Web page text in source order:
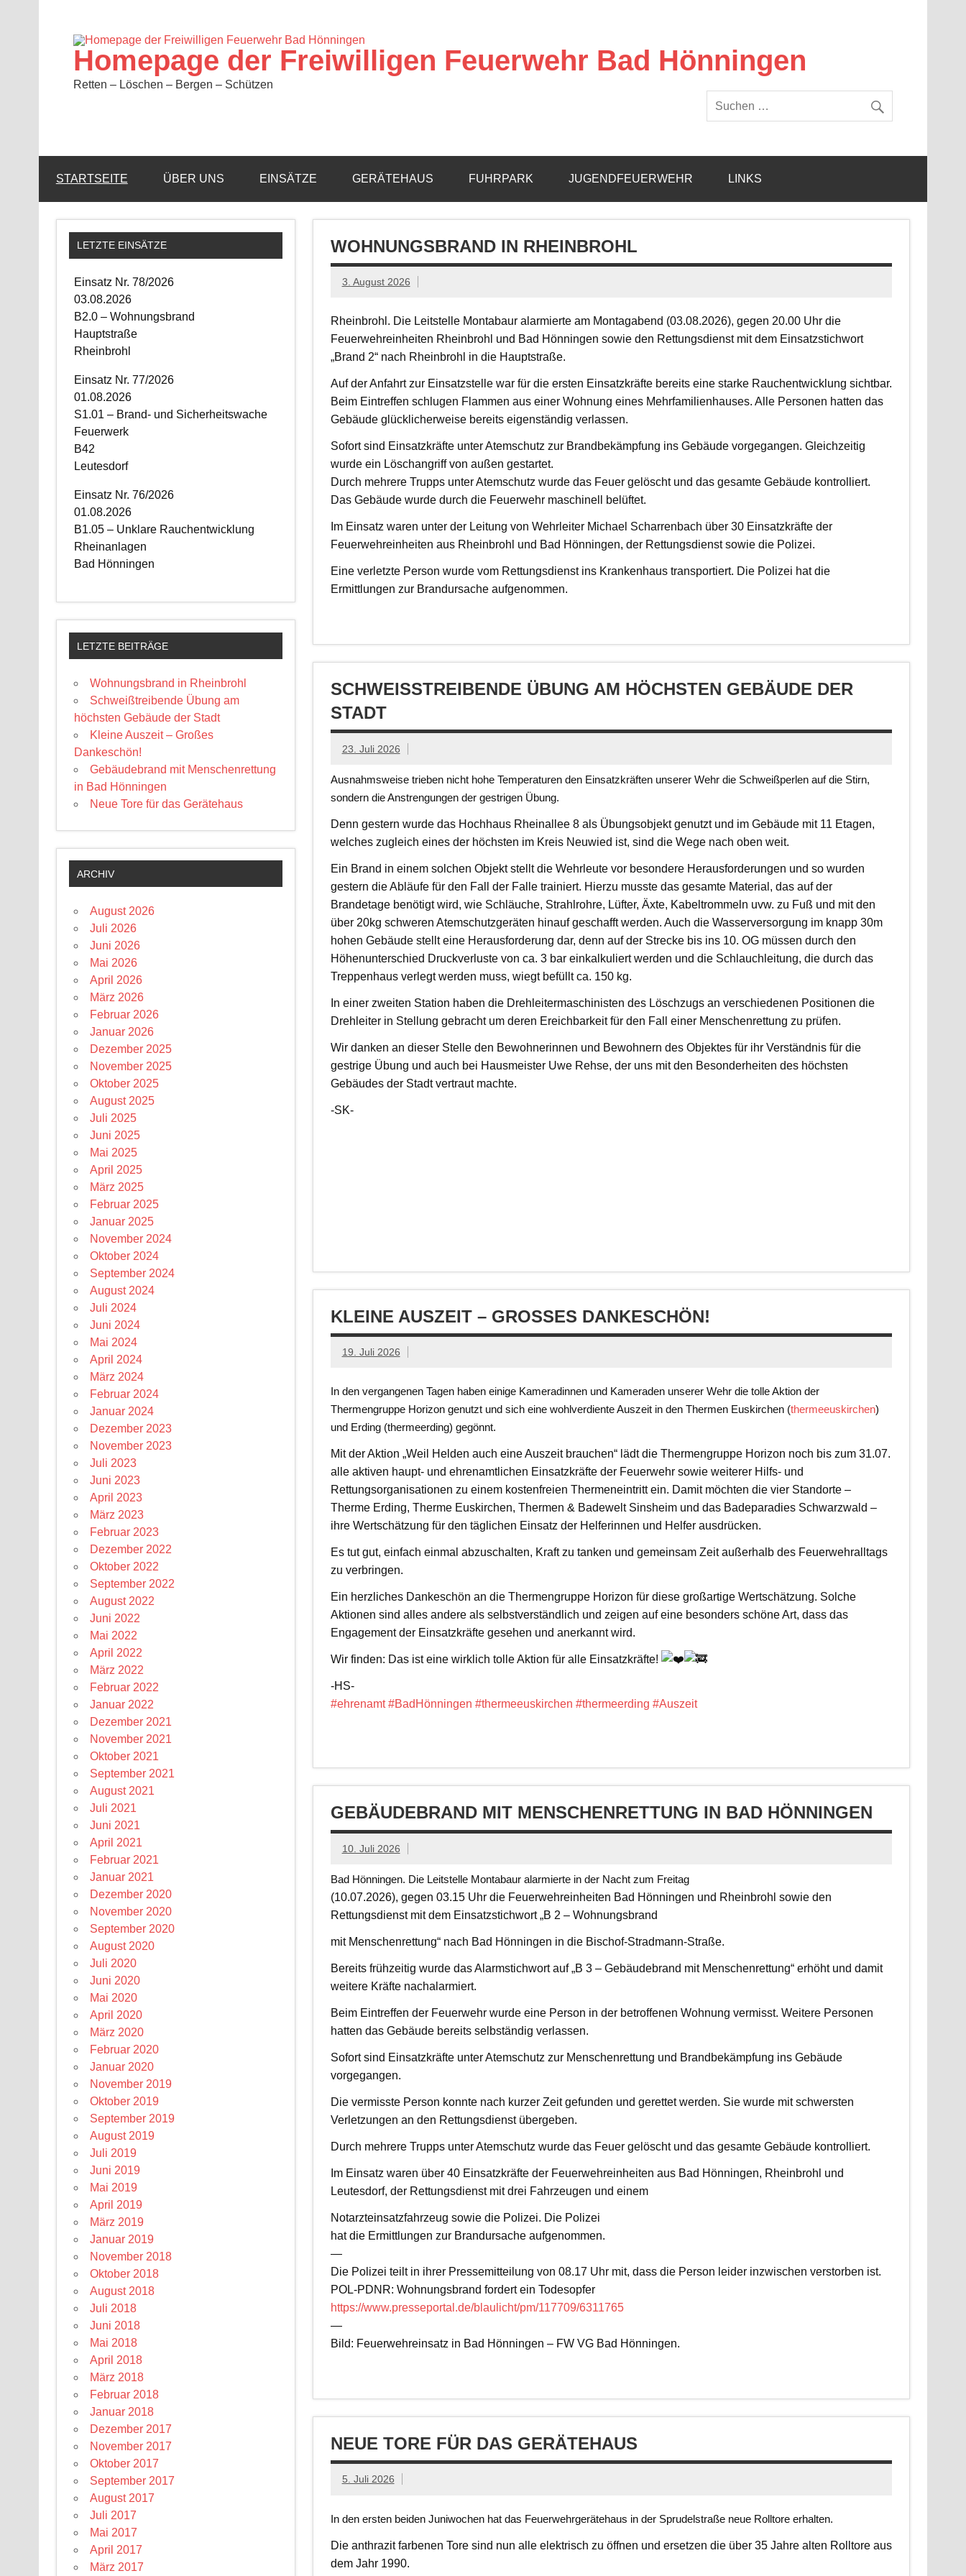
Homepage der Freiwilligen Feuerwehr Bad Hönningen
Retten – Löschen – Bergen – Schützen
STARTSEITE ÜBER UNS EINSÄTZE GERÄTEHAUS FUHRPARK JUGENDFEUERWEHR LINKS
WOHNUNGSBRAND IN RHEINBROHL
3. August 2026
Rheinbrohl. Die Leitstelle Montabaur alarmierte am Montagabend (03.08.2026), gegen 20.00 Uhr die
Feuerwehreinheiten Rheinbrohl und Bad Hönningen sowie den Rettungsdienst mit dem Einsatzstichwort
„Brand 2“ nach Rheinbrohl in die Hauptstraße.
Auf der Anfahrt zur Einsatzstelle war für die ersten Einsatzkräfte bereits eine starke Rauchentwicklung sichtbar.
Beim Eintreffen schlugen Flammen aus einer Wohnung eines Mehrfamilienhauses. Alle Personen hatten das
Gebäude glücklicherweise bereits eigenständig verlassen.
Sofort sind Einsatzkräfte unter Atemschutz zur Brandbekämpfung ins Gebäude vorgegangen. Gleichzeitig
wurde ein Löschangriff von außen gestartet.
Durch mehrere Trupps unter Atemschutz wurde das Feuer gelöscht und das gesamte Gebäude kontrolliert.
Das Gebäude wurde durch die Feuerwehr maschinell belüftet.
Im Einsatz waren unter der Leitung von Wehrleiter Michael Scharrenbach über 30 Einsatzkräfte der
Feuerwehreinheiten aus Rheinbrohl und Bad Hönningen, der Rettungsdienst sowie die Polizei.
Eine verletzte Person wurde vom Rettungsdienst ins Krankenhaus transportiert. Die Polizei hat die
Ermittlungen zur Brandursache aufgenommen.
SCHWEISSTREIBENDE ÜBUNG AM HÖCHSTEN GEBÄUDE DER S
TADT
23. Juli 2026
Ausnahmsweise trieben nicht hohe Temperaturen den Einsatzkräften unserer Wehr die Schweißperlen auf die Stirn,
sondern die Anstrengungen der gestrigen Übung.
Denn gestern wurde das Hochhaus Rheinallee 8 als Übungsobjekt genutzt und im Gebäude mit 11 Etagen,
welches zugleich eines der höchsten im Kreis Neuwied ist, sind die Wege nach oben weit.
Ein Brand in einem solchen Objekt stellt die Wehrleute vor besondere Herausforderungen und so wurden
gestern die Abläufe für den Fall der Falle trainiert. Hierzu musste das gesamte Material, das auf der
Brandetage benötigt wird, wie Schläuche, Strahlrohre, Lüfter, Äxte, Kabeltrommeln uvw. zu Fuß und mit den
über 20kg schweren Atemschutzgeräten hinauf geschafft werden. Auch die Wasserversorgung im knapp 30m
hohen Gebäude stellt eine Herausforderung dar, denn auf der Strecke bis ins 10. OG müssen durch den
Höhenunterschied Druckverluste von ca. 3 bar einkalkuliert werden und die Schlauchleitung, die durch das
Treppenhaus verlegt werden muss, wiegt befüllt ca. 150 kg.
In einer zweiten Station haben die Drehleitermaschinisten des Löschzugs an verschiedenen Positionen die
Drehleiter in Stellung gebracht um deren Ereichbarkeit für den Fall einer Menschenrettung zu prüfen.
Wir danken an dieser Stelle den Bewohnerinnen und Bewohnern des Objektes für ihr Verständnis für die
gestrige Übung und auch bei Hausmeister Uwe Rehse, der uns mit den Besonderheiten des höchsten
Gebäudes der Stadt vertraut machte.
-SK-
KLEINE AUSZEIT – GROSSES DANKESCHÖN!
19. Juli 2026
In den vergangenen Tagen haben einige Kameradinnen und Kameraden unserer Wehr die tolle Aktion der
Thermengruppe Horizon genutzt und sich eine wohlverdiente Auszeit in den Thermen Euskirchen (thermeeuskirchen)
und Erding (thermeerding) gegönnt.
Mit der Aktion „Weil Helden auch eine Auszeit brauchen“ lädt die Thermengruppe Horizon noch bis zum 31.07.
alle aktiven haupt- und ehrenamtlichen Einsatzkräfte der Feuerwehr sowie weiterer Hilfs- und
Rettungsorganisationen zu einem kostenfreien Thermeneintritt ein. Damit möchten die vier Standorte –
Therme Erding, Therme Euskirchen, Thermen & Badewelt Sinsheim und das Badeparadies Schwarzwald –
ihre Wertschätzung für den täglichen Einsatz der Helferinnen und Helfer ausdrücken.
Es tut gut, einfach einmal abzuschalten, Kraft zu tanken und gemeinsam Zeit außerhalb des Feuerwehralltags
zu verbringen.
Ein herzliches Dankeschön an die Thermengruppe Horizon für diese großartige Wertschätzung. Solche
Aktionen sind alles andere als selbstverständlich und zeigen auf eine besonders schöne Art, dass das
Engagement der Einsatzkräfte gesehen und anerkannt wird.
Wir finden: Das ist eine wirklich tolle Aktion für alle Einsatzkräfte!
-HS-
#ehrenamt #BadHönningen #thermeeuskirchen #thermeerding #Auszeit
GEBÄUDEBRAND MIT MENSCHENRETTUNG IN BAD HÖNNINGEN
10. Juli 2026
Bad Hönningen. Die Leitstelle Montabaur alarmierte in der Nacht zum Freitag
(10.07.2026), gegen 03.15 Uhr die Feuerwehreinheiten Bad Hönningen und Rheinbrohl sowie den
Rettungsdienst mit dem Einsatzstichwort „B 2 – Wohnungsbrand
mit Menschenrettung“ nach Bad Hönningen in die Bischof-Stradmann-Straße.
Bereits frühzeitig wurde das Alarmstichwort auf „B 3 – Gebäudebrand mit Menschenrettung“ erhöht und damit
weitere Kräfte nachalarmiert.
Beim Eintreffen der Feuerwehr wurde eine Person in der betroffenen Wohnung vermisst. Weitere Personen
hatten das Gebäude bereits selbständig verlassen.
Sofort sind Einsatzkräfte unter Atemschutz zur Menschenrettung und Brandbekämpfung ins Gebäude
vorgegangen.
Die vermisste Person konnte nach kurzer Zeit gefunden und gerettet werden. Sie wurde mit schwersten
Verletzungen an den Rettungsdienst übergeben.
Durch mehrere Trupps unter Atemschutz wurde das Feuer gelöscht und das gesamte Gebäude kontrolliert.
Im Einsatz waren über 40 Einsatzkräfte der Feuerwehreinheiten aus Bad Hönningen, Rheinbrohl und
Leutesdorf, der Rettungsdienst mit drei Fahrzeugen und einem
Notarzteinsatzfahrzeug sowie die Polizei. Die Polizei
hat die Ermittlungen zur Brandursache aufgenommen.
—
Die Polizei teilt in ihrer Pressemitteilung von 08.17 Uhr mit, dass die Person leider inzwischen verstorben ist.
POL-PDNR: Wohnungsbrand fordert ein Todesopfer
https://www.presseportal.de/blaulicht/pm/117709/6311765
—
Bild: Feuerwehreinsatz in Bad Hönningen – FW VG Bad Hönningen.
NEUE TORE FÜR DAS GERÄTEHAUS
5. Juli 2026
In den ersten beiden Juniwochen hat das Feuerwehrgerätehaus in der Sprudelstraße neue Rolltore erhalten.
Die anthrazit farbenen Tore sind nun alle elektrisch zu öffnen und ersetzen die über 35 Jahre alten Rolltore aus
dem Jahr 1990.
LETZTE EINSÄTZE
Einsatz Nr. 78/2026
03.08.2026
B2.0 – Wohnungsbrand
Hauptstraße
Rheinbrohl
Einsatz Nr. 77/2026
01.08.2026
S1.01 – Brand- und Sicherheitswache
Feuerwerk
B42
Leutesdorf
Einsatz Nr. 76/2026
01.08.2026
B1.05 – Unklare Rauchentwicklung
Rheinanlagen
Bad Hönningen
LETZTE BEITRÄGE
Wohnungsbrand in Rheinbrohl
Schweißtreibende Übung am
höchsten Gebäude der Stadt
Kleine Auszeit – Großes
Dankeschön!
Gebäudebrand mit Menschenrettung
in Bad Hönningen
Neue Tore für das Gerätehaus
ARCHIV
August 2026
Juli 2026
Juni 2026
Mai 2026
April 2026
März 2026
Februar 2026
Januar 2026
Dezember 2025
November 2025
Oktober 2025
August 2025
Juli 2025
Juni 2025
Mai 2025
April 2025
März 2025
Februar 2025
Januar 2025
November 2024
Oktober 2024
September 2024
August 2024
Juli 2024
Juni 2024
Mai 2024
April 2024
März 2024
Februar 2024
Januar 2024
Dezember 2023
November 2023
Juli 2023
Juni 2023
April 2023
März 2023
Februar 2023
Dezember 2022
Oktober 2022
September 2022
August 2022
Juni 2022
Mai 2022
April 2022
März 2022
Februar 2022
Januar 2022
Dezember 2021
November 2021
Oktober 2021
September 2021
August 2021
Juli 2021
Juni 2021
April 2021
Februar 2021
Januar 2021
Dezember 2020
November 2020
September 2020
August 2020
Juli 2020
Juni 2020
Mai 2020
April 2020
März 2020
Februar 2020
Januar 2020
November 2019
Oktober 2019
September 2019
August 2019
Juli 2019
Juni 2019
Mai 2019
April 2019
März 2019
Januar 2019
November 2018
Oktober 2018
August 2018
Juli 2018
Juni 2018
Mai 2018
April 2018
März 2018
Februar 2018
Januar 2018
Dezember 2017
November 2017
Oktober 2017
September 2017
August 2017
Juli 2017
Mai 2017
April 2017
März 2017